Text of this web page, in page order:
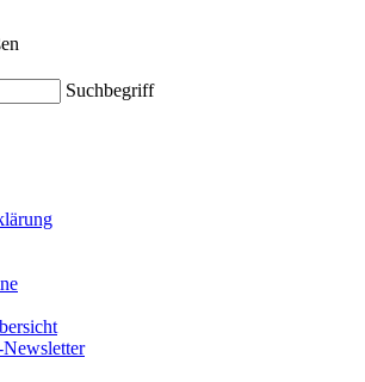
Suchbegriff